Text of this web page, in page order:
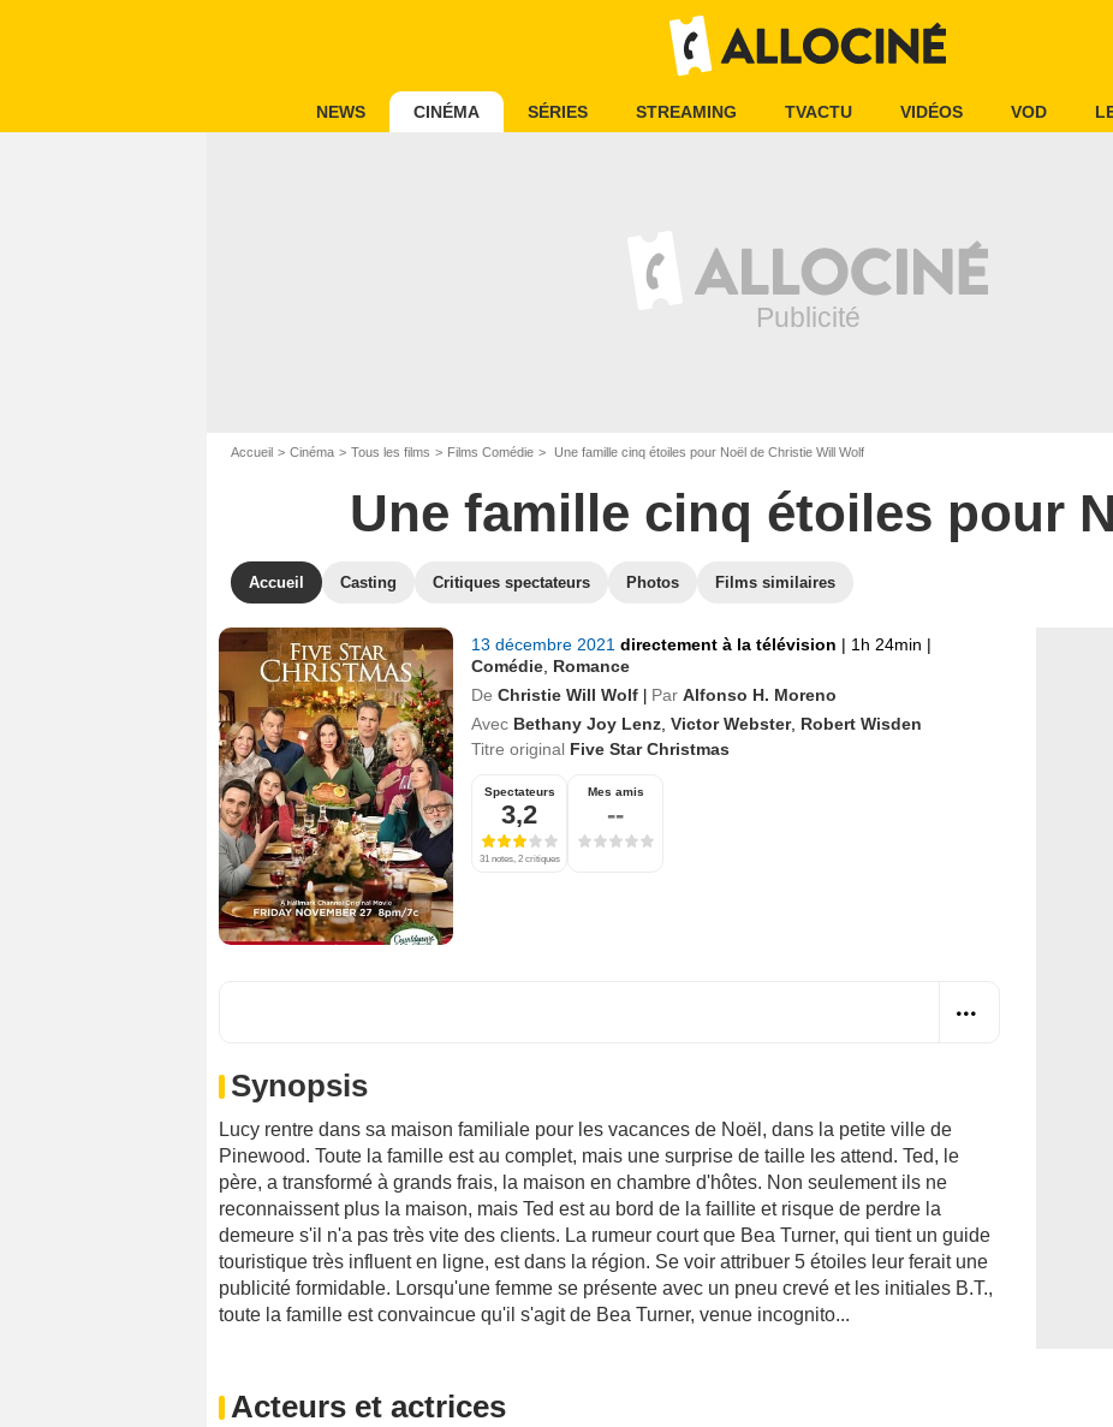
NEWS CINÉMA SÉRIES STREAMING TVACTU VIDÉOS VOD
Accueil Cinéma Tous les films Films Comédie Une famille cinq étoiles pour Noël de Christie Will Wolf
Une famille cinq étoiles pour
Accueil Casting Critiques spectateurs Photos Films similaires
13 décembre 2021 directement à la télévision | 1h 24min |
Comédie Romance
De Christie Will Wolf Par Alfonso H. Moreno
Avec Bethany Joy Lenz Victor Webster, Robert Wisden
Titre original Five Star Christmas
Spectateurs
3,2
31 notes, 2 critiques
Mes amis
--
Synopsis
Lucy rentre dans sa maison familiale pour les vacances de Noël, dans la petite ville de
Pinewood. Toute la famille est au complet, mais une surprise de taille les attend. Ted, le
père, a transformé à grands frais, la maison en chambre d'hôtes. Non seulement ils ne
reconnaissent plus la maison, mais Ted est au bord de la faillite et risque de perdre la
demeure s'il n'a pas très vite des clients. La rumeur court que Bea Turner, qui tient un guide
touristique très influent en ligne, est dans la région. Se voir attribuer 5 étoiles leur ferait une
publicité formidable. Lorsqu'une femme se présente avec un pneu crevé et les initiales B.T.,
toute la famille est convaincue qu'il s'agit de Bea Turner, venue incognito...
Acteurs et actrices